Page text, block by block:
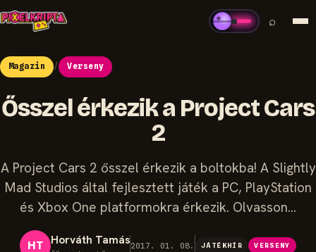
⌕
Magazin / Verseny
Ősszel érkezik a Project Cars
2
A Project Cars 2 ősszel érkezik a boltokba! A Slightly
Mad Studios által fejlesztett játék a PC, PlayStation
és Xbox One platformokra érkezik. Olvasson…
HT Horváth Tamás2017. 01. 08. JÁTÉKHÍR VERSENY